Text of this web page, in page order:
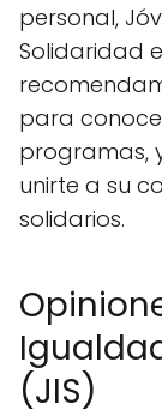
personal,
Solidaridad
para
programas,
unirte a su
solidarios.
(JIS)